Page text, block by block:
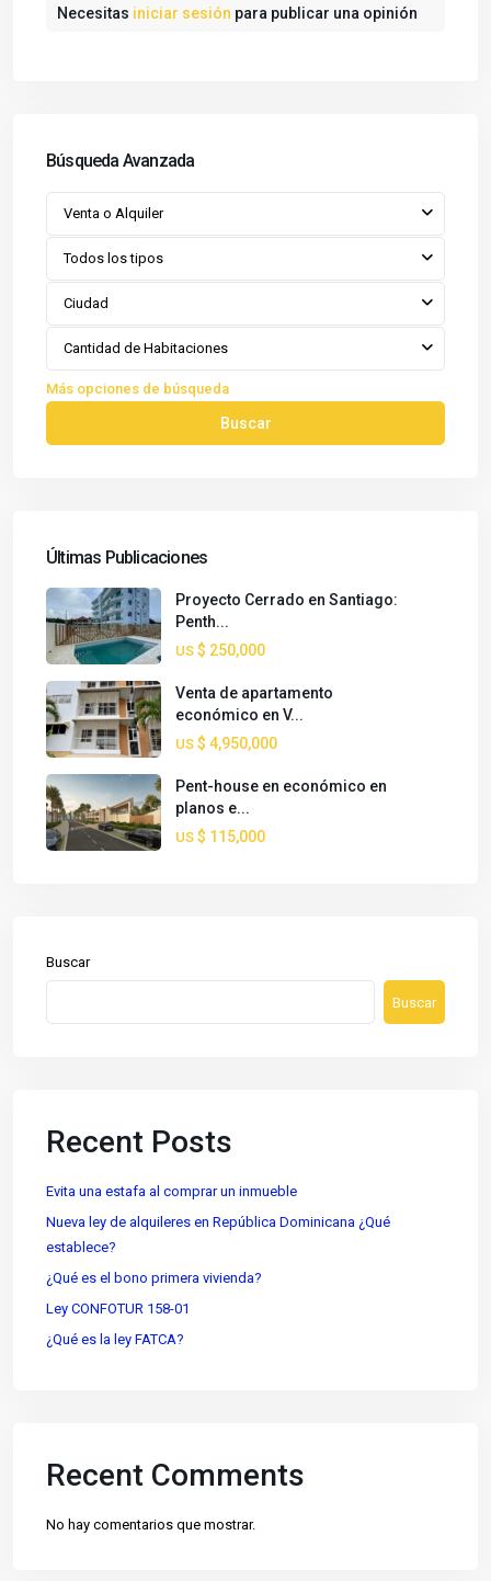
Necesitas iniciar sesión para publicar una opinión
Búsqueda Avanzada
Venta o Alquiler
Todos los tipos
Ciudad
Cantidad de Habitaciones
Más opciones de búsqueda
Buscar
Últimas Publicaciones
Proyecto Cerrado en Santiago:
Penth...
US $ 250,000
Venta de apartamento
económico en V...
US $ 4,950,000
Pent-house en económico en
planos e...
US $ 115,000
Buscar
Buscar
Recent Posts
Evita una estafa al comprar un inmueble
Nueva ley de alquileres en República Dominicana ¿Qué
establece?
¿Qué es el bono primera vivienda?
Ley CONFOTUR 158-01
¿Qué es la ley FATCA?
Recent Comments
No hay comentarios que mostrar.